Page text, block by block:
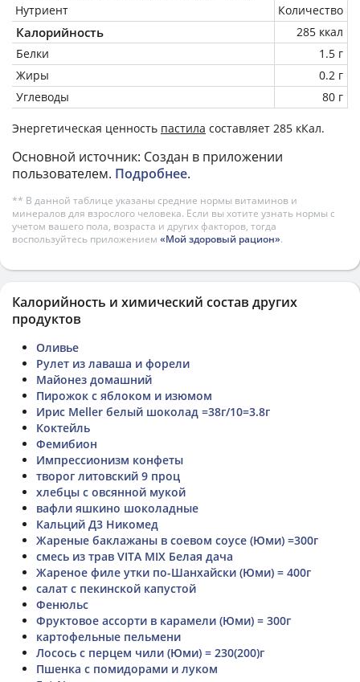
Нутриент
Количество
Калорийность
285 ккал
Белки
1.5 г
Жиры
0.2 г
Углеводы
80 г
Энергетическая ценность пастила составляет 285 кКал.
Основной источник: Создан в приложении
пользователем. Подробнее.
** В данной таблице указаны средние нормы витаминов и
минералов для взрослого человека. Если вы хотите узнать нормы с
учетом вашего пола, возраста и других факторов, тогда
воспользуйтесь приложением «Мой здоровый рацион».
Калорийность и химический состав других
продуктов
Оливье
Рулет из лаваша и форели
Майонез домашний
Пирожок с яблоком и изюмом
Ирис Meller белый шоколад =38г/10=3.8г
Коктейль
Фемибион
Импрессионизм конфеты
творог литовский 9 проц
хлебцы с овсянной мукой
вафли яшкино шоколадные
Кальций Д3 Никомед
Жареные баклажаны в соевом соусе (Юми) =300г
смесь из трав VITA MIX Белая дача
Жареное филе утки по-Шанхайски (Юми) = 400г
салат с пекинской капустой
Фенюльс
Фруктовое ассорти в карамели (Юми) = 300г
картофельные пельмени
Лосось с перцем чили (Юми) = 230(200)г
Пшенка с помидорами и луком